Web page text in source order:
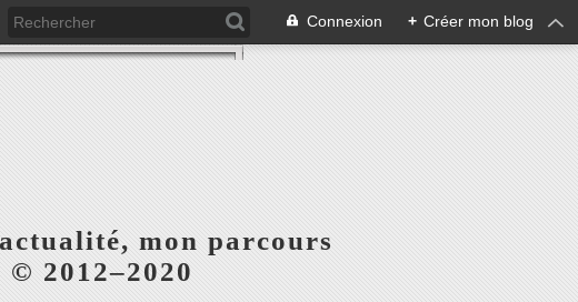
Connexion + Créer mon blog
mon parcours
2012–2020